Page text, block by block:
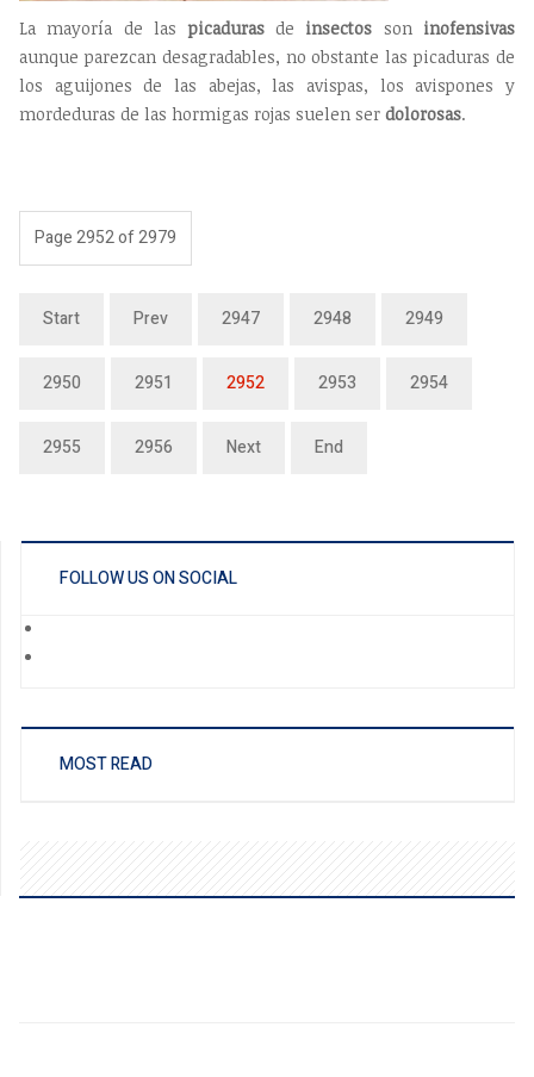
La mayoría de laspicadurasde insectos son inofensivas
aunque parezcan desagradables, no obstante las picaduras de
los aguijones de las abejas, las avispas, los avispones y
mordeduras de las hormigas rojas suelen ser dolorosas.
Page 2952 of 2979
Start Prev 2947 2948 2949
2950 2951 2952 2953 2954
2955 2956 Next End
FOLLOW US ON SOCIAL
MOST READ